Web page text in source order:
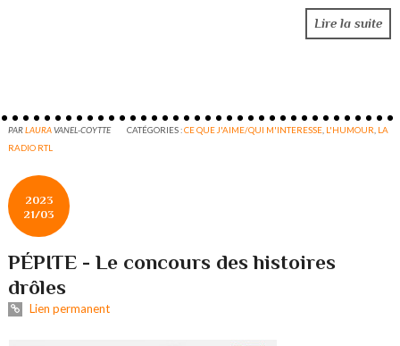
Lire la suite
PARLAURAVANEL-COYTTE CATÉGORIES :CE QUE J'AIME/QUI M'INTERESSE, L'HUMOUR, LA
RADIO RTL
2023
21/03
PÉPITE - Le concours des histoires
drôles
Lien permanent